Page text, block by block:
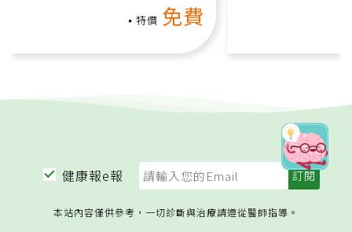
特價 免費
健康報e報
本站內容僅供參考，一切診斷與治療請遵從醫師指導。